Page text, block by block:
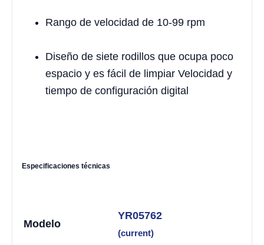
Rango de velocidad de 10-99 rpm
Diseño de siete rodillos que ocupa poco
espacio y es fácil de limpiar Velocidad y
tiempo de configuración digital
Especificaciones técnicas
Modelo
YR05762
(current)